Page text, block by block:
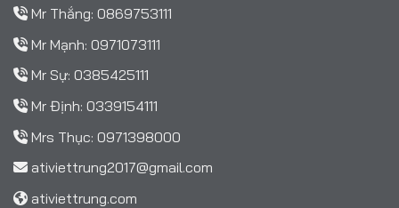
Mr Thắng: 0869753111
Mr Mạnh: 0971073111
Mr Sự: 0385425111
Mr Định: 0339154111
Mrs Thục: 0971398000
ativiettrung2017@gmail.com
ativiettrung.com